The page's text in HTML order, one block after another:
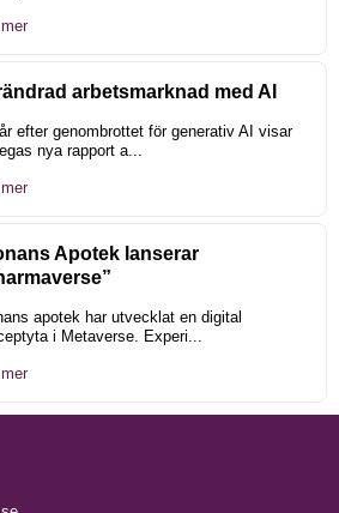
arbetsmarknad med AI
efter genombrottet för generativ AI visar
nya rapport a...
Apotek lanserar
apotek har utvecklat en digital
i Metaverse. Experi...